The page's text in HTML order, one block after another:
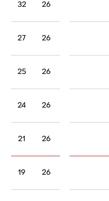
26
32
26
27
26
25
26
24
26
21
26
19